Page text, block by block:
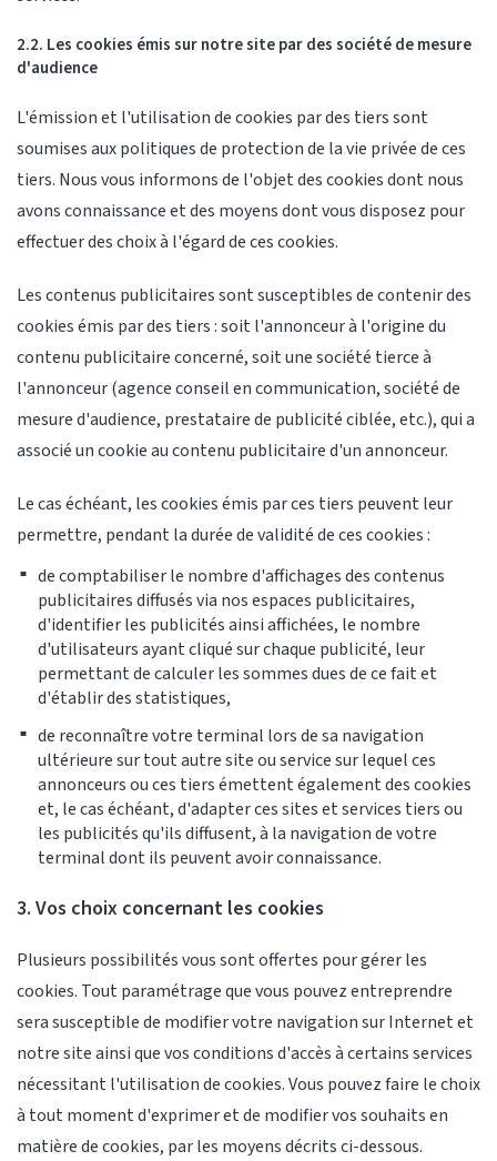
2.2. Les cookies émis sur notre site par des société de mesure
d'audience
L'émission et l'utilisation de cookies par des tiers sont
soumises aux politiques de protection de la vie privée de ces
tiers. Nous vous informons de l'objet des cookies dont nous
avons connaissance et des moyens dont vous disposez pour
effectuer des choix à l'égard de ces cookies.
Les contenus publicitaires sont susceptibles de contenir des
cookies émis par des tiers : soit l'annonceur à l'origine du
contenu publicitaire concerné, soit une société tierce à
l'annonceur (agence conseil en communication, société de
mesure d'audience, prestataire de publicité ciblée, etc.), qui a
associé un cookie au contenu publicitaire d'un annonceur.
Le cas échéant, les cookies émis par ces tiers peuvent leur
permettre, pendant la durée de validité de ces cookies :
de comptabiliser le nombre d'affichages des contenus
publicitaires diffusés via nos espaces publicitaires,
d'identifier les publicités ainsi affichées, le nombre
d'utilisateurs ayant cliqué sur chaque publicité, leur
permettant de calculer les sommes dues de ce fait et
d'établir des statistiques,
de reconnaître votre terminal lors de sa navigation
ultérieure sur tout autre site ou service sur lequel ces
annonceurs ou ces tiers émettent également des cookies
et, le cas échéant, d'adapter ces sites et services tiers ou
les publicités qu'ils diffusent, à la navigation de votre
terminal dont ils peuvent avoir connaissance.
3. Vos choix concernant les cookies
Plusieurs possibilités vous sont offertes pour gérer les
cookies. Tout paramétrage que vous pouvez entreprendre
sera susceptible de modifier votre navigation sur Internet et
notre site ainsi que vos conditions d'accès à certains services
nécessitant l'utilisation de cookies. Vous pouvez faire le choix
à tout moment d'exprimer et de modifier vos souhaits en
matière de cookies, par les moyens décrits ci-dessous.